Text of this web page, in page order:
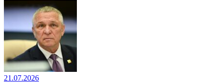
21.07.2026